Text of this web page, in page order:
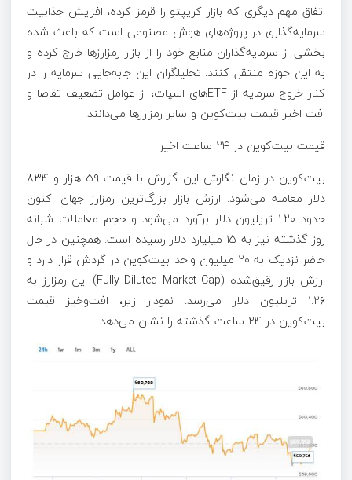
اتفاق مهم دیگری که بازار کریپتو را قرمز کرده، افزایش جذابیت
سرمایه‌گذاری در پروژه‌های هوش مصنوعی است که باعث شده
بخشی از سرمایه‌گذاران منابع خود را از بازار رمزارز‌ها خارج کرده و
به این حوزه منتقل کنند. تحلیلگران این جابه‌جایی سرمایه را در
کنار خروج سرمایه از ETF‌های اسپات، از عوامل تضعیف تقاضا و
افت اخیر قیمت بیت‌کوین و سایر رمزارز‌ها می‌دانند.
قیمت بیت‌کوین در ۲۴ ساعت اخیر
بیت‌کوین در زمان نگارش این گزارش با قیمت ۵۹ هزار و ۸۳۴
دلار معامله می‌شود. ارزش بازار بزرگ‌ترین رمزارز جهان اکنون
حدود ۱.۲۰ تریلیون دلار برآورد می‌شود و حجم معاملات شبانه
روز گذشته نیز به ۱۵ میلیارد دلار رسیده است. همچنین در حال
حاضر نزدیک به ۲۰ میلیون واحد بیت‌کوین در گردش قرار دارد و
ارزش بازار رقیق‌شده (Fully Diluted Market Cap) این رمزارز به
۱.۲۶ تریلیون دلار می‌رسد. نمودار زیر، افت‌وخیز قیمت
بیت‌کوین در ۲۴ ساعت گذشته را نشان می‌دهد.